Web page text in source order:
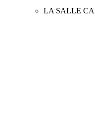
LA SALLE